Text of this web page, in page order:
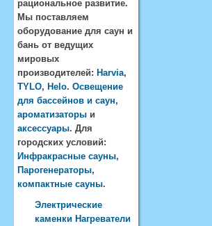
рациональное развитие.
Мы поставляем
оборудование для саун и
бань от ведущих
мировых
производителей: Harvia,
TYLO, Helo. Освещение
для бассейнов и саун,
ароматизаторы и
аксессуары. Для
городских условий:
Инфракрасные сауны,
Парогенераторы,
компактные сауны.
Электрические
каменки Нагреватели